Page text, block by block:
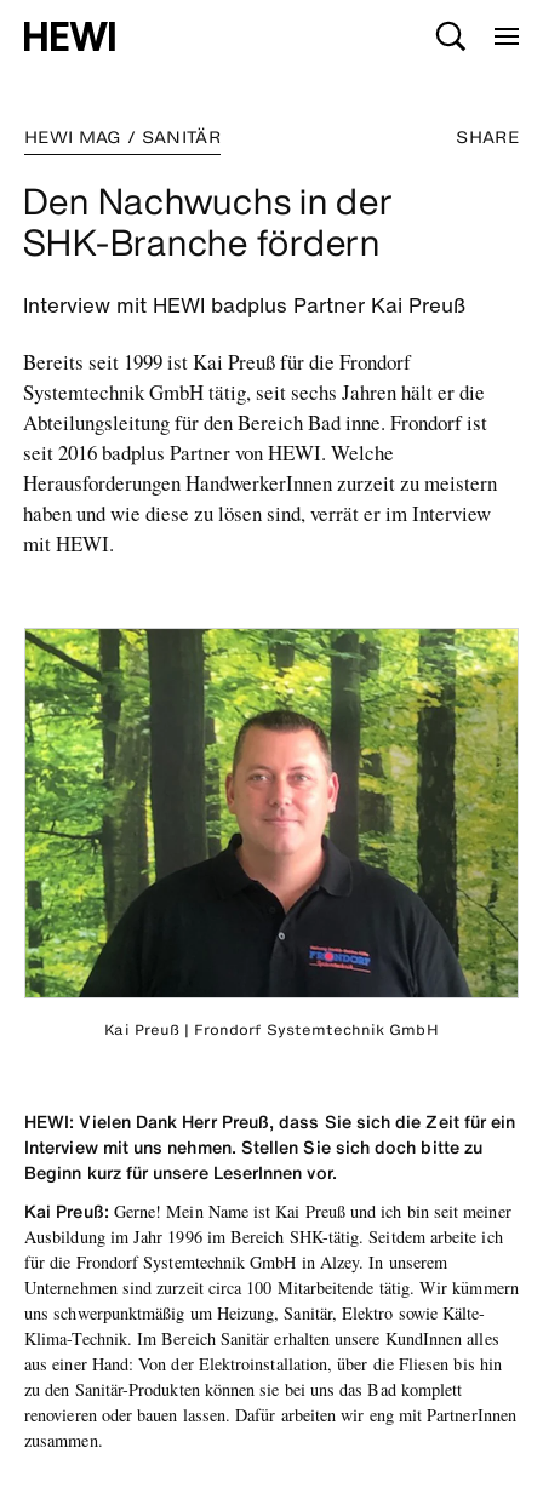
SHARE
HEWI MAG / SANITÄR
Den Nachwuchs in der
SHK-Branche fördern
Interview mit HEWI badplus Partner Kai Preuß
Bereits seit 1999 ist Kai Preuß für die Frondorf
Systemtechnik GmbH tätig, seit sechs Jahren hält er die
Abteilungsleitung für den Bereich Bad inne. Frondorf ist
seit 2016 badplus Partner von HEWI. Welche
Herausforderungen HandwerkerInnen zurzeit zu meistern
haben und wie diese zu lösen sind, verrät er im Interview
mit HEWI.
Kai Preuß | Frondorf Systemtechnik GmbH
HEWI: Vielen Dank Herr Preuß, dass Sie sich die Zeit für ein
Interview mit uns nehmen. Stellen Sie sich doch bitte zu
Beginn kurz für unsere LeserInnen vor.
Kai Preuß: Gerne! Mein Name ist Kai Preuß und ich bin seit meiner
Ausbildung im Jahr 1996 im Bereich SHK-tätig. Seitdem arbeite ich
für die Frondorf Systemtechnik GmbH in Alzey. In unserem
Unternehmen sind zurzeit circa 100 Mitarbeitende tätig. Wir kümmern
uns schwerpunktmäßig um Heizung, Sanitär, Elektro sowie Kälte-
Klima-Technik. Im Bereich Sanitär erhalten unsere KundInnen alles
aus einer Hand: Von der Elektroinstallation, über die Fliesen bis hin
zu den Sanitär-Produkten können sie bei uns das Bad komplett
renovieren oder bauen lassen. Dafür arbeiten wir eng mit PartnerInnen
zusammen.